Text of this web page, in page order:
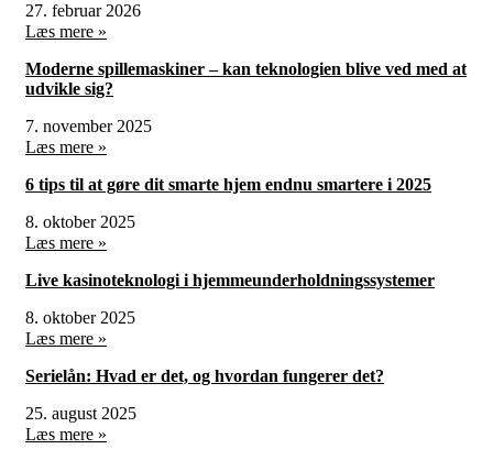
27. februar 2026
Læs mere »
Moderne spillemaskiner – kan teknologien blive ved med at
udvikle sig?
7. november 2025
Læs mere »
6 tips til at gøre dit smarte hjem endnu smartere i 2025
8. oktober 2025
Læs mere »
Live kasinoteknologi i hjemmeunderholdningssystemer
8. oktober 2025
Læs mere »
Serielån: Hvad er det, og hvordan fungerer det?
25. august 2025
Læs mere »